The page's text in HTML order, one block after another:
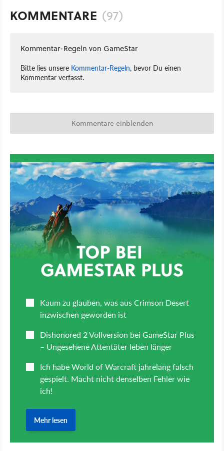
KOMMENTARE (97)
Kommentar-Regeln von GameStar
Bitte lies unsere Kommentar-Regeln, bevor Du einen
Kommentar verfasst.
Kommentare einblenden